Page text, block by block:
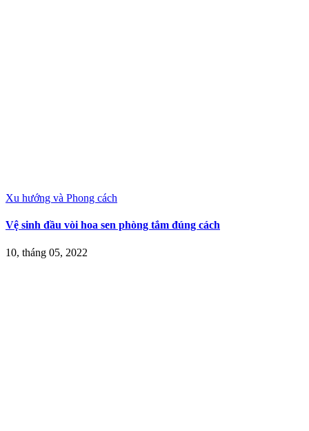
Xu hướng và Phong cách
Vệ sinh đầu vòi hoa sen phòng tắm đúng cách
10, tháng 05, 2022